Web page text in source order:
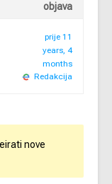
objava
prije 11
years, 4
months
Redakcija
nove